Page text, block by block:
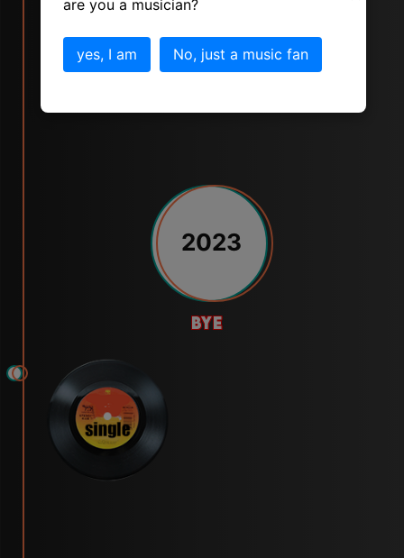
2023
bye
are you a musician?
yes, I am No, just a music fan